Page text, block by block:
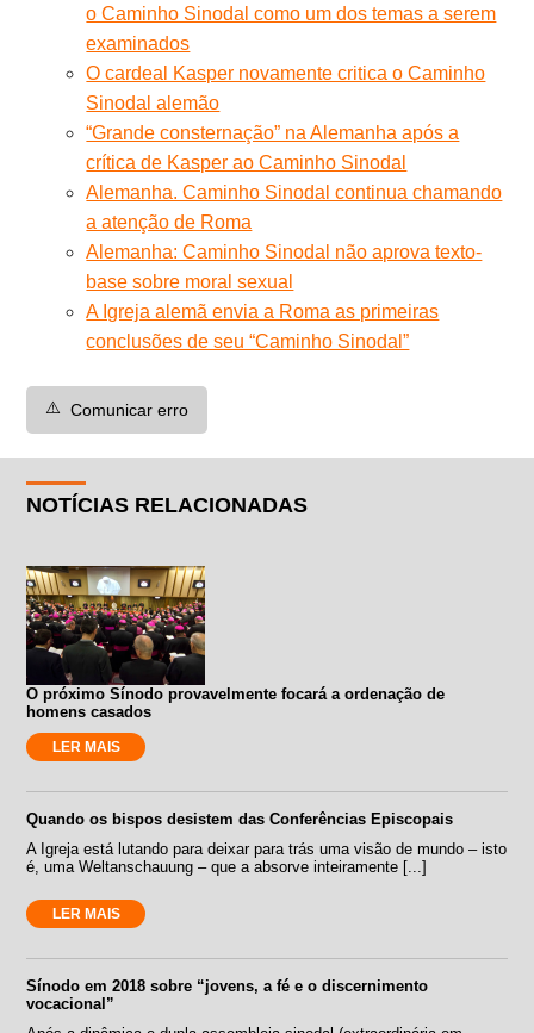
o Caminho Sinodal como um dos temas a serem
examinados
O cardeal Kasper novamente critica o Caminho
Sinodal alemão
“Grande consternação” na Alemanha após a
crítica de Kasper ao Caminho Sinodal
Alemanha. Caminho Sinodal continua chamando
a atenção de Roma
Alemanha: Caminho Sinodal não aprova texto-
base sobre moral sexual
A Igreja alemã envia a Roma as primeiras
conclusões de seu “Caminho Sinodal”
⚠️ Comunicar erro
NOTÍCIAS RELACIONADAS
O próximo Sínodo provavelmente focará a ordenação de
homens casados
LER MAIS
Quando os bispos desistem das Conferências Episcopais
A Igreja está lutando para deixar para trás uma visão de mundo – isto
é, uma Weltanschauung – que a absorve inteiramente [...]
LER MAIS
Sínodo em 2018 sobre “jovens, a fé e o discernimento
vocacional”